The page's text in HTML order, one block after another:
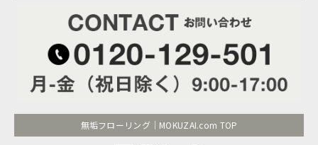
無垢フローリング｜MOKUZAI.com TOP